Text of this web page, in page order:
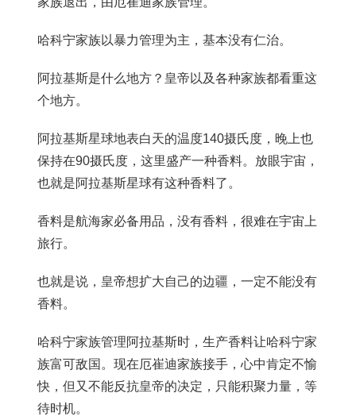
哈科宁家族以暴力管理为主，基本没有仁治。
阿拉基斯是什么地方？皇帝以及各种家族都看重这
个地方。
阿拉基斯星球地表白天的温度140摄氏度，晚上也
保持在90摄氏度，这里盛产一种香料。放眼宇宙，
也就是阿拉基斯星球有这种香料了。
香料是航海家必备用品，没有香料，很难在宇宙上
旅行。
也就是说，皇帝想扩大自己的边疆，一定不能没有
香料。
哈科宁家族管理阿拉基斯时，生产香料让哈科宁家
族富可敌国。现在厄崔迪家族接手，心中肯定不愉
快，但又不能反抗皇帝的决定，只能积聚力量，等
待时机。